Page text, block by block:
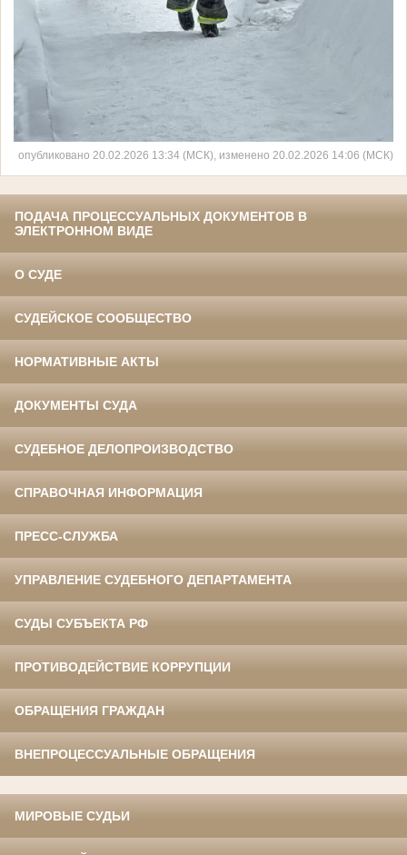
опубликовано 20.02.2026 13:34 (МСК), изменено 20.02.2026 14:06 (МСК)
ПОДАЧА ПРОЦЕССУАЛЬНЫХ ДОКУМЕНТОВ В
ЭЛЕКТРОННОМ ВИДЕ
О СУДЕ
СУДЕЙСКОЕ СООБЩЕСТВО
НОРМАТИВНЫЕ АКТЫ
ДОКУМЕНТЫ СУДА
СУДЕБНОЕ ДЕЛОПРОИЗВОДСТВО
СПРАВОЧНАЯ ИНФОРМАЦИЯ
ПРЕСС-СЛУЖБА
УПРАВЛЕНИЕ СУДЕБНОГО ДЕПАРТАМЕНТА
СУДЫ СУБЪЕКТА РФ
ПРОТИВОДЕЙСТВИЕ КОРРУПЦИИ
ОБРАЩЕНИЯ ГРАЖДАН
ВНЕПРОЦЕССУАЛЬНЫЕ ОБРАЩЕНИЯ
МИРОВЫЕ СУДЬИ